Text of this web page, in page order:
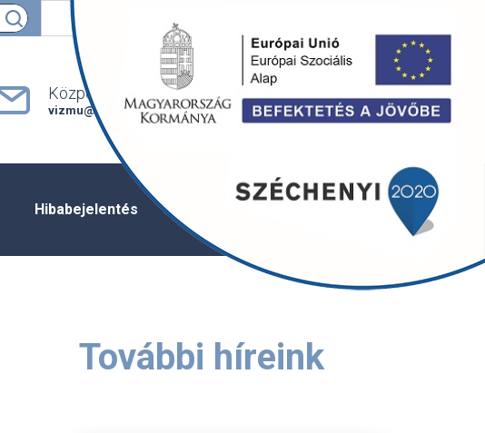
Keresés
regisztráció
Központi e-mail
vizmu@szegedivizmu.hu
6720 Szeged,
Tisza Lajos krt. 88.
Hibabejelentés Üzletszabályzat
További híreink